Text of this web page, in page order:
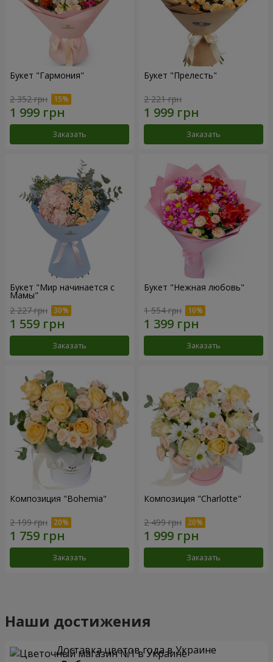
Букет "Гармония"
2 352 грн
Заказать
Букет "Прелесть"
2 221 грн
Заказать
Букет "Мир начинается с
Мамы"
2 227 грн
Заказать
Букет "Нежная любовь"
1 554 грн
Заказать
Композиция "Bohemia"
2 199 грн
Заказать
Композиция "Charlotte"
2 499 грн
Заказать
Наши достижения
Доставка цветов года в Украине